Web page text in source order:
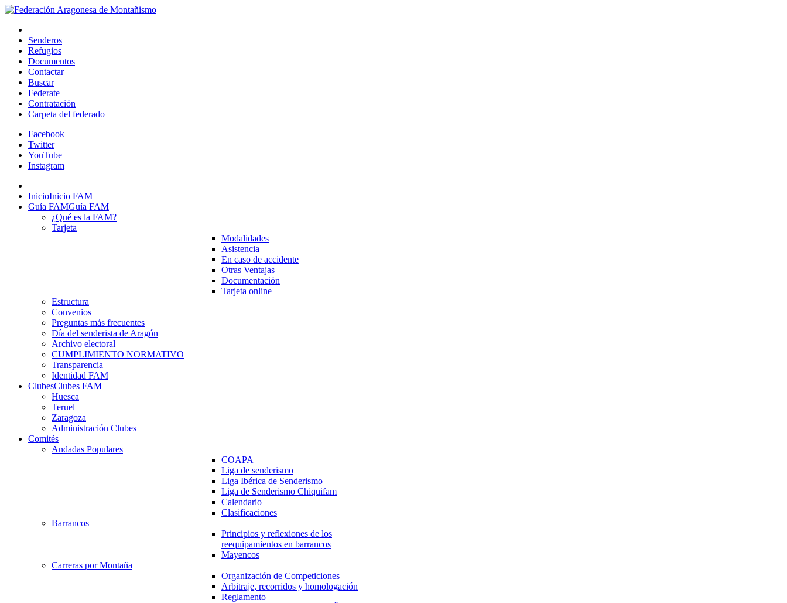
Senderos
Refugios
Documentos
Contactar
Buscar
Federate
Contratación
Carpeta del federado
Facebook
Twitter
YouTube
Instagram
InicioInicio FAM
Guía FAMGuía FAM
¿Qué es la FAM?
Tarjeta
Modalidades
Asistencia
En caso de accidente
Otras Ventajas
Documentación
Tarjeta online
Estructura
Convenios
Preguntas más frecuentes
Día del senderista de Aragón
Archivo electoral
CUMPLIMIENTO NORMATIVO
Transparencia
Identidad FAM
ClubesClubes FAM
Huesca
Teruel
Zaragoza
Administración Clubes
Comités
Andadas Populares
COAPA
Liga de senderismo
Liga Ibérica de Senderismo
Liga de Senderismo Chiquifam
Calendario
Clasificaciones
Barrancos
Principios y reflexiones de los
reequipamientos en barrancos
Mayencos
Carreras por Montaña
Organización de Competiciones
Arbitraje, recorridos y homologación
Reglamento